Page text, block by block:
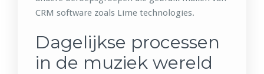
CRM software zoals Lime technologies.
Dagelijkse processen
in de muziek wereld